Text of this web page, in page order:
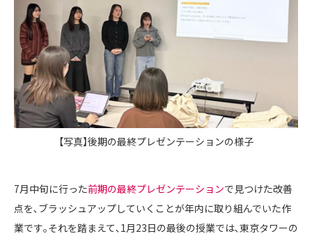
【写真】後期の最終プレゼンテーションの様子
7月中旬に行った前期の最終プレゼンテーションで見つけた改善
点を､ブラッシュアップしていくことが年内に取り組んでいた作
業です｡それを踏まえて､1月23日の最後の授業では､東京タワーの